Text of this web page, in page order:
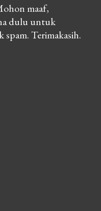
maaf,
dulu untuk
Terimakasih.